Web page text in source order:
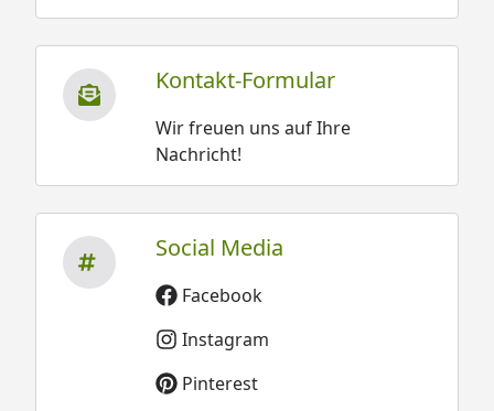
Kontakt-Formular
Wir freuen uns auf Ihre
Nachricht!
Social Media
Facebook
Instagram
Pinterest